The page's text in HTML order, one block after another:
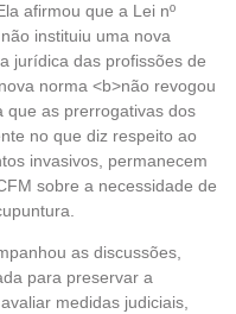
afirmou que a Lei nº
instituiu uma nova
jurídica das profissões de
norma <b>não revogou
que as prerrogativas dos
no que diz respeito ao
invasivos, permanecem
sobre a necessidade de
as discussões,
para preservar a
medidas judiciais,